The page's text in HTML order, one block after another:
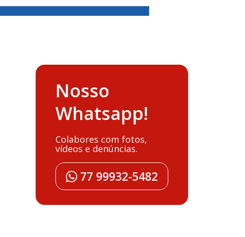
Nosso
Whatsapp!
Colabores com fotos,
vídeos e denúncias.
77 99932-5482